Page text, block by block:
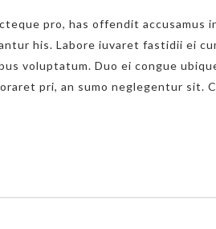
pro, has offendit accusamus
his. Labore iuvaret fastidii ei
voluptatum. Duo ei congue
pri, an sumo neglegentur sit.